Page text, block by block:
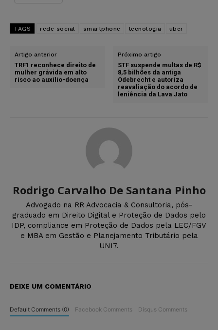
TAGS rede social smartphone tecnologia uber
Artigo anterior
TRF1 reconhece direito de
mulher grávida em alto
risco ao auxílio-doença
Próximo artigo
STF suspende multas de R$
8,5 bilhões da antiga
Odebrecht e autoriza
reavaliação do acordo de
leniência da Lava Jato
Rodrigo Carvalho De Santana Pinho
Advogado na RR Advocacia & Consultoria, pós-
graduado em Direito Digital e Proteção de Dados pelo
IDP, compliance em Proteção de Dados pela LEC/FGV
e MBA em Gestão e Planejamento Tributário pela
UNI7.
DEIXE UM COMENTÁRIO
Default Comments (0) Facebook Comments Disqus Comments